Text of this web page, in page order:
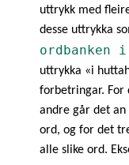
uttrykk med
desse uttrykka
ordbanken i
uttrykka «i
forbetringar. For
andre går det
ord, og for det
alle slike ord.